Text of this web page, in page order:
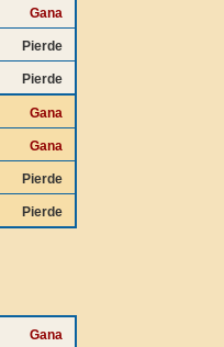
Gana
Pierde
Pierde
Gana
Gana
Pierde
Pierde
Gana